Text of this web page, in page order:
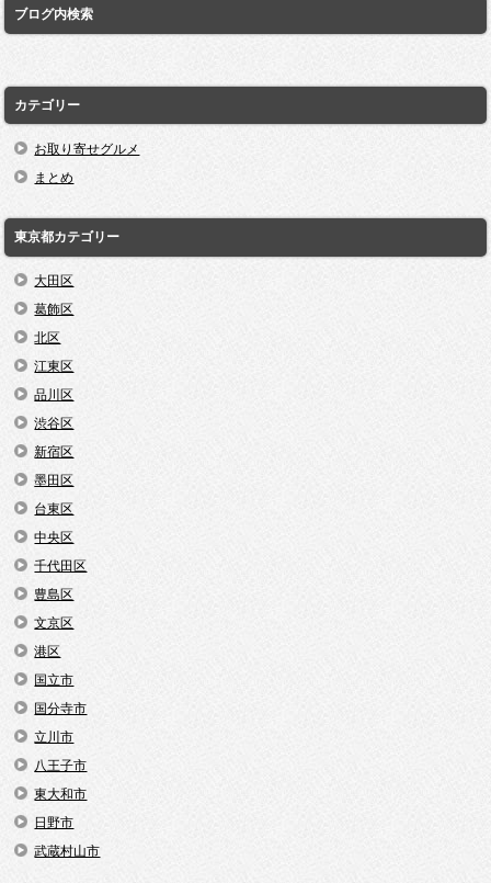
ブログ内検索
カテゴリー
お取り寄せグルメ
まとめ
東京都カテゴリー
大田区
葛飾区
北区
江東区
品川区
渋谷区
新宿区
墨田区
台東区
中央区
千代田区
豊島区
文京区
港区
国立市
国分寺市
立川市
八王子市
東大和市
日野市
武蔵村山市